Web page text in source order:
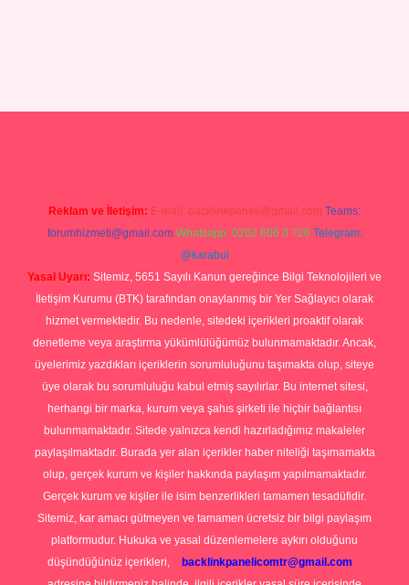
Reklam ve İletişim: E-mail: backlinkpaneli@gmail.com Teams:
forumhizmeti@gmail.com Whatsapp: 0262 606 0 726 Telegram:
@karabul
Yasal Uyarı: Sitemiz, 5651 Sayılı Kanun gereğince Bilgi Teknolojileri ve
İletişim Kurumu (BTK) tarafından onaylanmış bir Yer Sağlayıcı olarak
hizmet vermektedir. Bu nedenle, sitedeki içerikleri proaktif olarak
denetleme veya araştırma yükümlülüğümüz bulunmamaktadır. Ancak,
üyelerimiz yazdıkları içeriklerin sorumluluğunu taşımakta olup, siteye
üye olarak bu sorumluluğu kabul etmiş sayılırlar. Bu internet sitesi,
herhangi bir marka, kurum veya şahıs şirketi ile hiçbir bağlantısı
bulunmamaktadır. Sitede yalnızca kendi hazırladığımız makaleler
paylaşılmaktadır. Burada yer alan içerikler haber niteliği taşımamakta
olup, gerçek kurum ve kişiler hakkında paylaşım yapılmamaktadır.
Gerçek kurum ve kişiler ile isim benzerlikleri tamamen tesadüfidir.
Sitemiz, kar amacı gütmeyen ve tamamen ücretsiz bir bilgi paylaşım
platformudur. Hukuka ve yasal düzenlemelere aykırı olduğunu
düşündüğünüz içerikleri,
backlinkpanelicomtr@gmail.com